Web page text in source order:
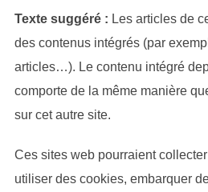
Texte suggéré : Les articles de
des contenus intégrés (par
articles…). Le contenu intégré
comporte de la même manière
sur cet autre site.
Ces sites web pourraient
utiliser des cookies, embarquer